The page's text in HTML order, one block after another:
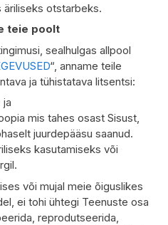
otstarbeks.
teie poolt
sealhulgas allpool
“, anname teile
ja tühistatava litsentsi:
ja
mis tahes osast Sisust,
juurdepääsu saanud.
kasutamiseks või
või mujal meie õiguslikes
ei tohi ühtegi Teenuste osa
reprodutseerida,